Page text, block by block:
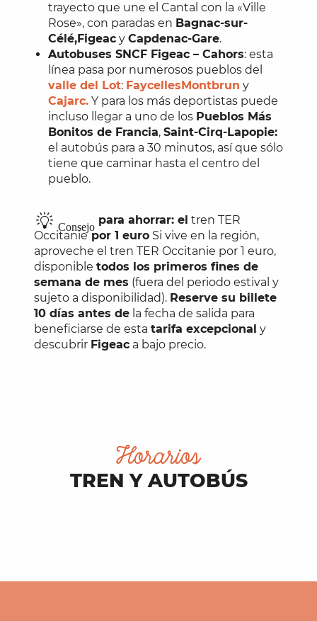
trayecto que une el Cantal con la «Ville
Rose», con paradas en Bagnac-sur-
Célé,Figeac y Capdenac-Gare.
Autobuses SNCF Figeac – Cahors: esta
línea pasa por numerosos pueblos del
valle del Lot: FaycellesMontbrun y
Cajarc. Y para los más deportistas puede
incluso llegar a uno de los Pueblos Más
Bonitos de Francia, Saint-Cirq-Lapopie:
el autobús para a 30 minutos, así que sólo
tiene que caminar hasta el centro del
pueblo.
Consejo para ahorrar: el tren TER
Occitaniepor 1 euro Si vive en la región,
aproveche el tren TER Occitanie por 1 euro,
disponible todos los primeros fines de
semana de mes (fuera del periodo estival y
sujeto a disponibilidad). Reserve su billete
10 días antes de la fecha de salida para
beneficiarse de esta tarifa excepcional y
descubrir Figeac a bajo precio.
Horarios
TREN Y AUTOBÚS